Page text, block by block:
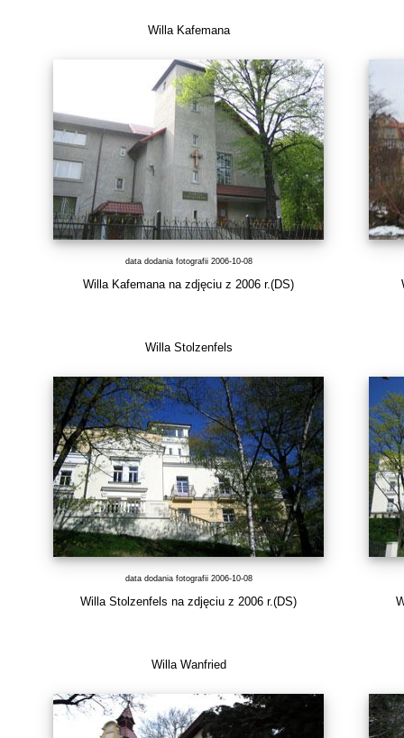
Willa Kafemana
data dodania fotografii 2006-10-08
Willa Kafemana na zdjęciu z 2006 r.(DS)
Willa Stolzenfels
data dodania fotografii 2006-10-08
Willa Stolzenfels na zdjęciu z 2006 r.(DS)
Willa Wanfried